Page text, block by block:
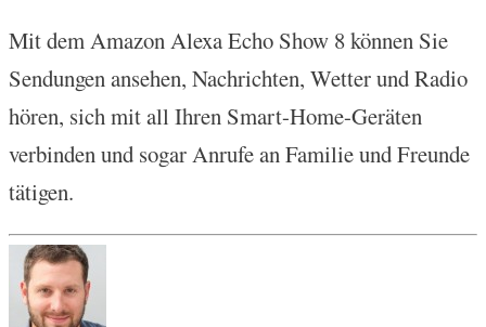
Mit dem Amazon Alexa Echo Show 8 können Sie
Sendungen ansehen, Nachrichten, Wetter und Radio
hören, sich mit all Ihren Smart-Home-Geräten
verbinden und sogar Anrufe an Familie und Freunde
tätigen.